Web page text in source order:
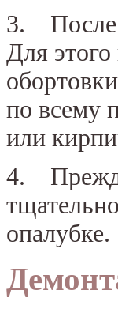
3. После
Для
по всему
или
4.
опалубке.